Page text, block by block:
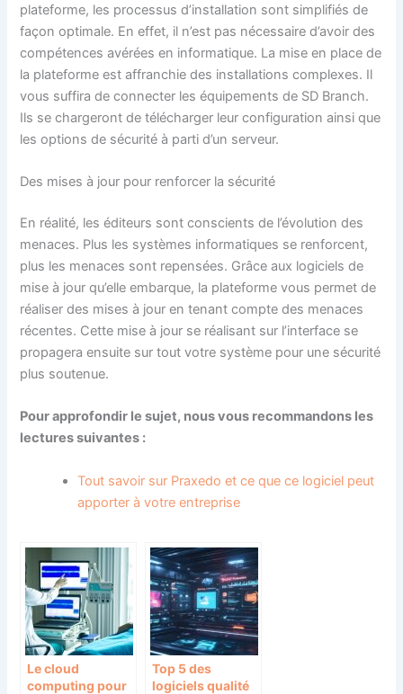
plateforme, les processus d’installation sont simplifiés de
façon optimale. En effet, il n’est pas nécessaire d’avoir des
compétences avérées en informatique. La mise en place de
la plateforme est affranchie des installations complexes. Il
vous suffira de connecter les équipements de SD Branch.
Ils se chargeront de télécharger leur configuration ainsi que
les options de sécurité à parti d’un serveur.
Des mises à jour pour renforcer la sécurité
En réalité, les éditeurs sont conscients de l’évolution des
menaces. Plus les systèmes informatiques se renforcent,
plus les menaces sont repensées. Grâce aux logiciels de
mise à jour qu’elle embarque, la plateforme vous permet de
réaliser des mises à jour en tenant compte des menaces
récentes. Cette mise à jour se réalisant sur l’interface se
propagera ensuite sur tout votre système pour une sécurité
plus soutenue.
Pour approfondir le sujet, nous vous recommandons les
lectures suivantes :
Tout savoir sur Praxedo et ce que ce logiciel peut
apporter à votre entreprise
Le cloud
computing pour
Top 5 des
logiciels qualité